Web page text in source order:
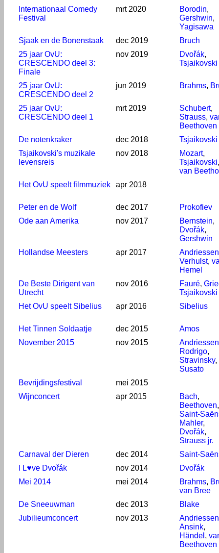
Internationaal Comedy
Festival
mrt 2020 Borodin,
Gershwin,
Yagisawa
Sjaak en de Bonenstaak
dec 2019
Bruch
25 jaar OvU:
CRESCENDO deel 3:
Finale
nov 2019 Dvořák,
Tsjaikovski
25 jaar OvU:
CRESCENDO deel 2
jun 2019 Brahms,
25 jaar OvU:
CRESCENDO deel 1
mrt 2019 Schubert,
Strauss,
Beethoven
De notenkraker
dec 2018
Tsjaikovski
Tsjaikovski's muzikale
levensreis
nov 2018 Mozart,
Tsjaikovski,
van
Het OvU speelt filmmuziek
apr 2018
Peter en de Wolf dec 2017
Prokofiev
Ode aan Amerika
nov 2017 Bernstein,
Dvořák,
Gershwin
Hollandse Meesters
apr 2017
Andriessen
Verhulst,
Hemel
De Beste Dirigent van
Utrecht
nov 2016 Fauré,
Tsjaikovski
Het OvU speelt Sibelius
apr 2016 Sibelius
Het Tinnen Soldaatje dec 2015
Amos
November 2015
nov 2015
Andriessen
Rodrigo,
Stravinsky,
Susato
Bevrijdingsfestival
mei 2015
Wijnconcert
apr 2015 Bach,
Beethoven,
Saint-
Mahler,
Dvořák,
Strauss jr.
Carnaval der Dieren
dec 2014
Saint-
I L♥ve Dvořák
nov 2014
Dvořák
Mei 2014
mei 2014 Brahms,
van Bree
De Sneeuwman
dec 2013
Blake
Jubilieumconcert
nov 2013
Andriessen
Ansink,
Händel ,
Beethoven